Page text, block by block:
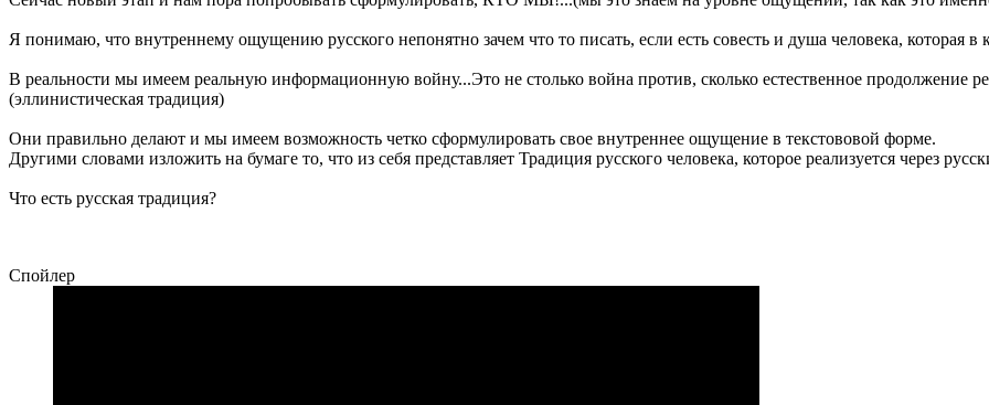
Я понимаю, что внутреннему ощущению русского непонятно зачем что то писать, если есть совесть и душа человека, которая
В реальности мы имеем реальную информационную войну...Это не столько война против, сколько естественное продолжение
(эллинистическая традиция)
Они правильно делают и мы имеем возможность четко сформулировать свое внутреннее ощущение в текстововой форме.
Другими словами изложить на бумаге то, что из себя представляет Традиция русского человека, которое реализуется через
Что есть русская традиция?
Спойлер